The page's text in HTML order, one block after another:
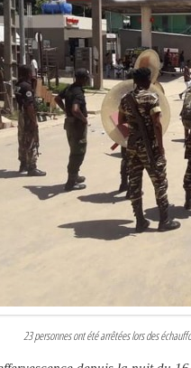
23 personnes ont été arrêtées lors des